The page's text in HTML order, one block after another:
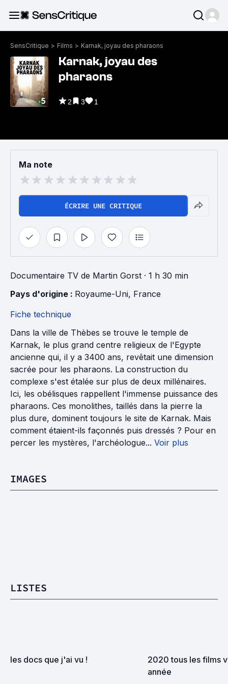
SensCritique > Films > Karnak, joyau des pharaons
Karnak, joyau des
pharaons
2 3 1
Ma note
ÉCRIRE UNE CRITIQUE
Documentaire TV de Martin Gorst · 1 h 30 min
Pays d'origine : Royaume-Uni, France
Fiche technique
Dans la ville de Thèbes se trouve le temple de
Karnak, le plus grand centre religieux de l'Egypte
ancienne qui, il y a 3400 ans, revêtait une dimension
sacrée pour les pharaons. La construction du
complexe s'est étalée sur plus de deux millénaires.
Ici, les obélisques rappellent l'immense puissance des
pharaons. Ces monolithes, taillés dans la pierre la
plus dure, dominent toujours le site de Karnak. Mais
comment étaient-ils façonnés puis dressés ? Pour en
percer les mystères, l'archéologue... Voir plus
IMAGES
LISTES
les docs que j'ai vu !
2020 tous les films
année